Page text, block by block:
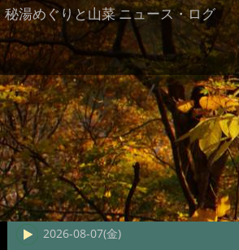
秘湯めぐりと山菜 ニュース・ログ
2026-08-07(金)